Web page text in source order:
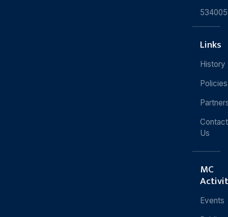
Links
History
Policies
Contact
Us
MC
Events